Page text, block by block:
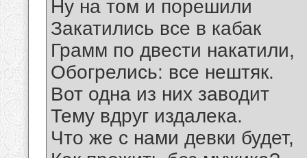
Ну на том и порешили
Закатились все в кабак
Грамм по двести накатили,
Обогрелись: все нештяк.
Вот одна из них заводит
Тему вдруг издалека.
Что же с нами девки будет,